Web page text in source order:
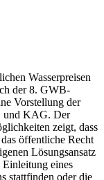
Wasserpreisen
der 8. GWB-
Vorstellung der
und KAG. Der
zeigt, dass
öffentliche Recht
Lösungsansatz
eines
stattfinden oder die